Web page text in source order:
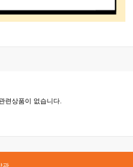
련상품이 없습니다.